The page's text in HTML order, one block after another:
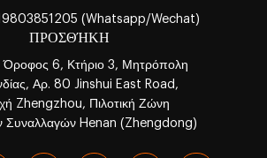
(Whatsapp/Wechat)
ΠΡΟΣΘΉΚΗ
6, Κτήριο 3, Μητρόπολη
Αρ. 80 Jinshui East Road,
Zhengzhou, Πιλοτική Ζώνη
Συναλλαγών Henan (Zhengdong)